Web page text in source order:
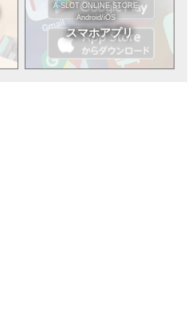
A-SLOT ONLINE STORE
Android/iOS
スマホアプリ